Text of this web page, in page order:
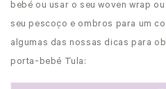
bebé ou usar o seu woven wrap ou
seu pescoço e ombros para um
algumas das nossas dicas para
porta-bebé Tula: